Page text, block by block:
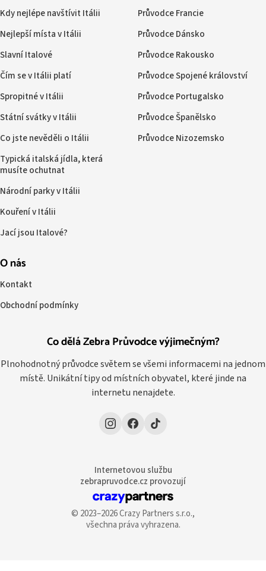
Co dělá Zebra Průvodce výjimečným?
Plnohodnotný průvodce světem se všemi informacemi na jednom
místě. Unikátní tipy od místních obyvatel, které jinde na
internetu nenajdete.
Kdy nejlépe navštívit Itálii
Nejlepší místa v Itálii
Slavní Italové
Čím se v Itálii platí
Spropitné v Itálii
Státní svátky v Itálii
Co jste nevěděli o Itálii
Typická italská jídla, která
musíte ochutnat
Národní parky v Itálii
Kouření v Itálii
Jací jsou Italové?
Průvodce Francie
Průvodce Dánsko
Průvodce Rakousko
Průvodce Spojené království
Průvodce Portugalsko
Průvodce Španělsko
Průvodce Nizozemsko
O nás
Kontakt
Obchodní podmínky
Internetovou službu
zebrapruvodce.cz provozují
© 2023–2026 Crazy Partners s.r.o.,
všechna práva vyhrazena.